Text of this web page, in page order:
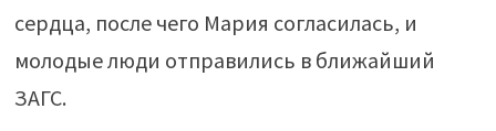
сердца, после чего Мария согласилась, и
молодые люди отправились в ближайший
ЗАГС.